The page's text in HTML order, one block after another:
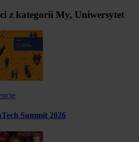
z kategorii My, Uniwersytet
Summit 2026